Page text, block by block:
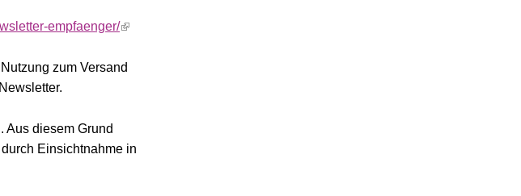
empfaenger/
zum Versand
Aus diesem Grund
Einsichtnahme in